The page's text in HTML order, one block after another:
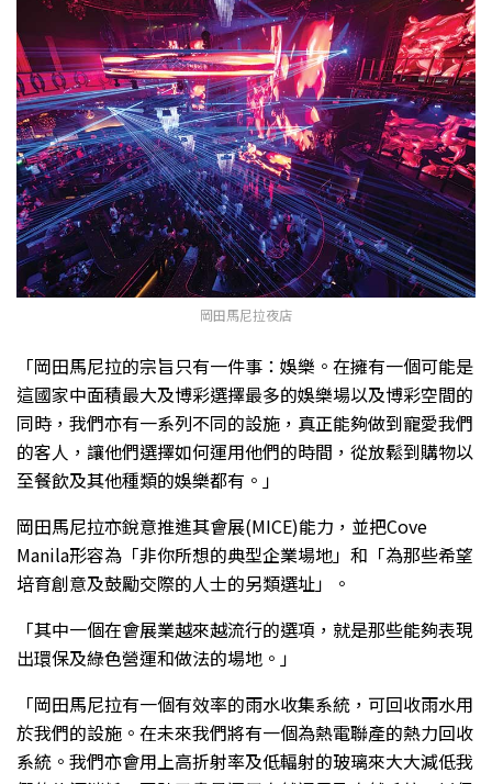
岡田馬尼拉夜店
「岡田馬尼拉的宗旨只有一件事：娛樂。在擁有一個可能是
這國家中面積最大及博彩選擇最多的娛樂場以及博彩空間的
同時，我們亦有一系列不同的設施，真正能夠做到寵愛我們
的客人，讓他們選擇如何運用他們的時間，從放鬆到購物以
至餐飲及其他種類的娛樂都有。」
岡田馬尼拉亦銳意推進其會展(MICE)能力，並把Cove
Manila形容為「非你所想的典型企業場地」和「為那些希望
培育創意及鼓勵交際的人士的另類選址」。
「其中一個在會展業越來越流行的選項，就是那些能夠表現
出環保及綠色營運和做法的場地。」
「岡田馬尼拉有一個有效率的雨水收集系統，可回收雨水用
於我們的設施。在未來我們將有一個為熱電聯產的熱力回收
系統。我們亦會用上高折射率及低輻射的玻璃來大大減低我